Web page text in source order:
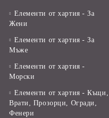
Елементи от хартия - За
Жени
Елементи от хартия - За
Мъже
Елементи от хартия -
Морски
Елементи от хартия - Къщи,
Врати, Прозорци, Огради,
Фенери